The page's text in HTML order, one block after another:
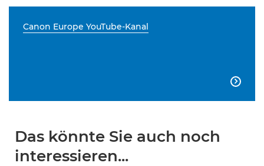
Canon Europe YouTube-Kanal

Das könnte Sie auch noch
interessieren...